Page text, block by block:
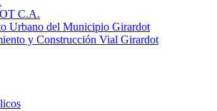
C.A.
Urbano del Municipio Girardot
y Construcción Vial Girardot